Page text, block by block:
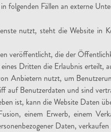
folgenden Fällen an externe
nutzt, steht die Website
veröffentlicht, die der
Dritten die Erlaubnis erteilt,
Anbietern nutzt, um
auf Benutzerdaten und sind
ist, kann die Website Daten
einem Erwerb, einem
Daten,